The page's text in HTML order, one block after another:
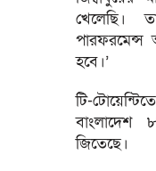
খেলেছি।
পারফরমেন্স
হবে।’
টি-
বাংলাদেশ
জিতেছে।